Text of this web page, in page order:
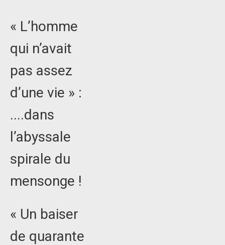
« L’homme
qui n’avait
pas assez
d’une vie » :
....dans
l’abyssale
spirale du
mensonge !
« Un baiser
de quarante